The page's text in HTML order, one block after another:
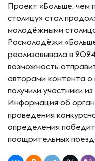
Проект «Больше, чем
столицу» стал
молодёжными
Росмолодёжи
реализовывала в
возможность
авторами контента
получили участники
Информация об
проведения
определения
поощрительных